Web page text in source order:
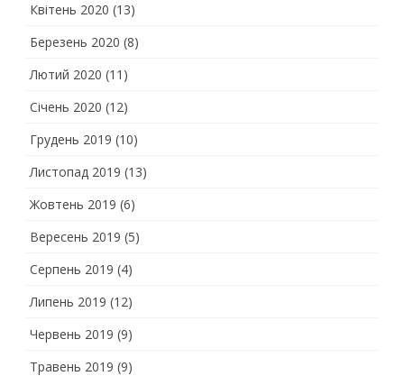
Квітень 2020 (13)
Березень 2020 (8)
Лютий 2020 (11)
Січень 2020 (12)
Грудень 2019 (10)
Листопад 2019 (13)
Жовтень 2019 (6)
Вересень 2019 (5)
Серпень 2019 (4)
Липень 2019 (12)
Червень 2019 (9)
Травень 2019 (9)